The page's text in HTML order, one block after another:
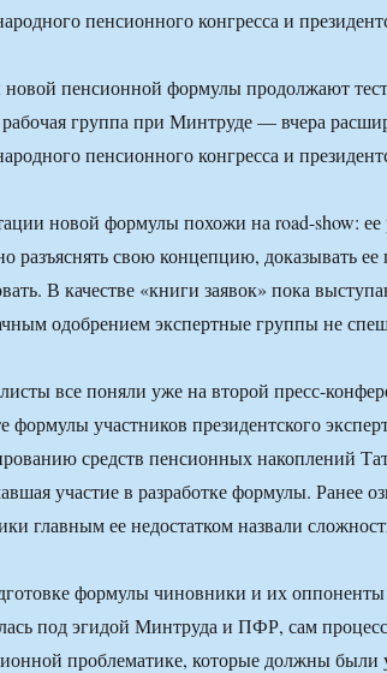
пенсионного конгресса и
пенсионной формулы продолжают
группа при Минтруде — вчера
пенсионного конгресса и
новой формулы похожи на road-show: ее
разъяснять свою концепцию, доказывать
В качестве «книги заявок» пока
одобрением экспертные группы не
все поняли уже на второй пресс-
формулы участников президентского
средств пенсионных накоплений
участие в разработке формулы. Ранее
главным ее недостатком назвали
формулы чиновники и их оппоненты
под эгидой Минтруда и ПФР, сам
проблематике, которые должны были